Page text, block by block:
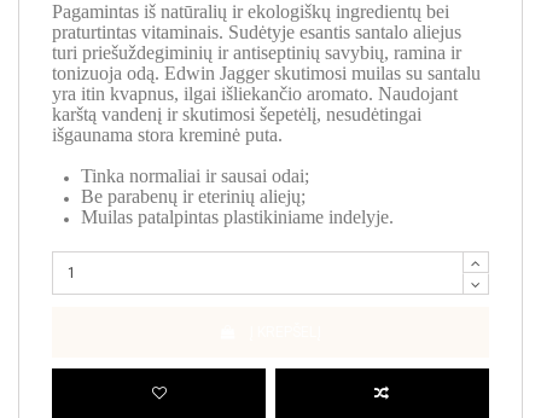
Pagamintas iš natūralių ir ekologiškų ingredientų bei
praturtintas vitaminais. Sudėtyje esantis santalo aliejus
turi priešuždegiminių ir antiseptinių savybių, ramina ir
tonizuoja odą. Edwin Jagger skutimosi muilas su santalu
yra itin kvapnus, ilgai išliekančio aromato. Naudojant
karštą vandenį ir skutimosi šepetėlį, nesudėtingai
išgaunama stora kreminė puta.
Tinka normaliai ir sausai odai;
Be parabenų ir eterinių aliejų;
Muilas patalpintas plastikiniame indelyje.